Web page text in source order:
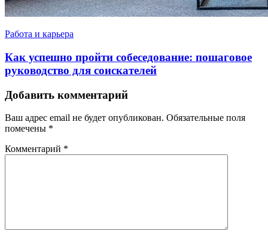
Работа и карьера
Как успешно пройти собеседование: пошаговое
руководство для соискателей
Добавить комментарий
Ваш адрес email не будет опубликован. Обязательные поля
помечены *
Комментарий *